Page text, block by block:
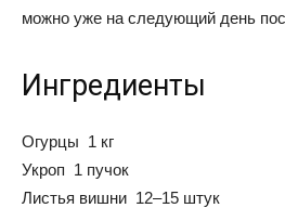
можно уже на следующий день
Ингредиенты
Огурцы 1 кг
Укроп 1 пучок
Листья вишни 12–15 штук